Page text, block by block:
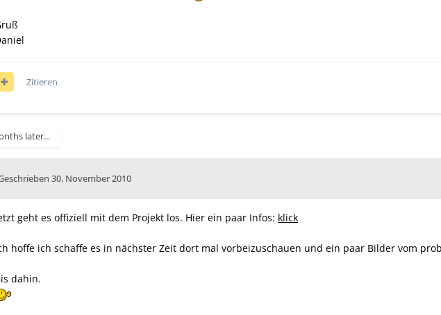
Zitieren
later...
30. November 2010
geht es offiziell mit dem Projekt los. Hier ein paar Infos: klick
hoffe ich schaffe es in nächster Zeit dort mal vorbeizuschauen und ein paar Bilder vom
dahin.